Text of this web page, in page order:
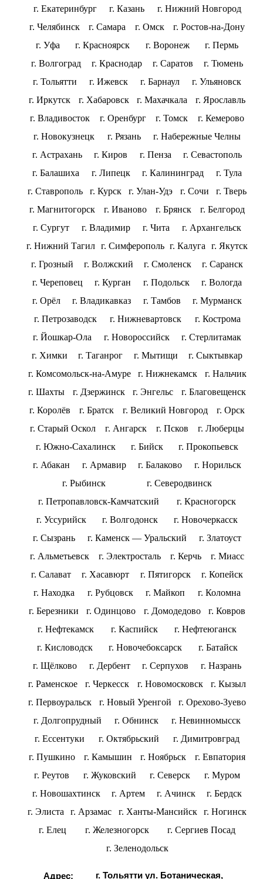
г. Екатеринбург
г. Казань
г. Нижний Новгород
г. Челябинск
г. Самара г. Омск
г. Ростов-на-Дону
г. Уфа
г. Красноярск г. Воронеж
г. Пермь
г. Волгоград
г. Краснодар г. Саратов
г. Тюмень
г. Тольятти
г. Ижевск г. Барнаул
г. Ульяновск
г. Иркутск
г. Хабаровск г. Махачкала
г. Ярославль
г. Владивосток
г. Оренбург г. Томск
г. Кемерово
г. Новокузнецк
г. Рязань
г. Набережные Челны
г. Астрахань
г. Киров г. Пенза
г. Севастополь
г. Балашиха
г. Липецк г. Калининград
г. Тула
г. Ставрополь
г. Курск г. Улан-Удэ г. Сочи
г. Тверь
г. Магнитогорск
г. Иваново г. Брянск
г. Белгород
г. Сургут
г. Владимир г. Чита
г. Архангельск
г. Нижний Тагил
г. Симферополь г. Калуга
г. Якутск
г. Грозный
г. Волжский г. Смоленск
г. Саранск
г. Череповец
г. Курган г. Подольск
г. Вологда
г. Орёл
г. Владикавказ г. Тамбов
г. Мурманск
г. Петрозаводск
г. Нижневартовск
г. Кострома
г. Йошкар-Ола
г. Новороссийск
г. Стерлитамак
г. Химки
г. Таганрог г. Мытищи
г. Сыктывкар
г. Комсомольск-на-Амуре
г. Нижнекамск
г. Нальчик
г. Шахты
г. Дзержинск г. Энгельс
г. Благовещенск
г. Королёв
г. Братск г. Великий Новгород
г. Орск
г. Старый Оскол
г. Ангарск г. Псков
г. Люберцы
г. Южно-Сахалинск
г. Бийск
г. Прокопьевск
г. Абакан
г. Армавир г. Балаково
г. Норильск
г. Рыбинск
г. Северодвинск
г. Петропавловск-Камчатский
г. Красногорск
г. Уссурийск
г. Волгодонск
г. Новочеркасск
г. Сызрань
г. Каменск — Уральский
г. Златоуст
г. Альметьевск
г. Электросталь г. Керчь
г. Миасс
г. Салават
г. Хасавюрт г. Пятигорск
г. Копейск
г. Находка
г. Рубцовск г. Майкоп
г. Коломна
г. Березники
г. Одинцово г. Домодедово
г. Ковров
г. Нефтекамск
г. Каспийск
г. Нефтеюганск
г. Кисловодск
г. Новочебоксарск
г. Батайск
г. Щёлково
г. Дербент г. Серпухов
г. Назрань
г. Раменское
г. Черкесск г. Новомосковск
г. Кызыл
г. Первоуральск
г. Новый Уренгой
г. Орехово-Зуево
г. Долгопрудный
г. Обнинск
г. Невинномысск
г. Ессентуки
г. Октябрьский
г. Димитровград
г. Пушкино
г. Камышин г. Ноябрьск
г. Евпатория
г. Реутов
г. Жуковский г. Северск
г. Муром
г. Новошахтинск
г. Артем г. Ачинск
г. Бердск
г. Элиста
г. Арзамас г. Ханты-Мансийск
г. Ногинск
г. Елец
г. Железногорск
г. Сергиев Посад
г. Зеленодольск
Адрес: г. Тольятти ул. Ботаническая,